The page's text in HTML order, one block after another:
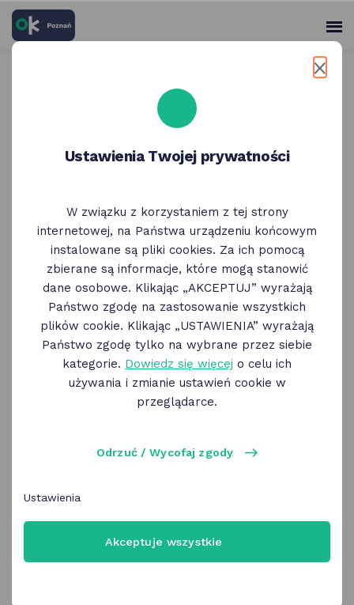
skróty
głównych
Panel
Kino Muza | Poranki rodzinne
bilet za 10 zł
Ustawienia Twojej prywatności
W związku z korzystaniem z tej strony
internetowej, na Państwa urządzeniu końcowym
instalowane są pliki cookies. Za ich pomocą
zbierane są informacje, które mogą stanowić
dane osobowe. Klikając „AKCEPTUJ” wyrażają
Państwo zgodę na zastosowanie wszystkich
plików cookie. Klikając „USTAWIENIA” wyrażają
Państwo zgodę tylko na wybrane przez siebie
kategorie. Dowiedz się więcej o celu ich
używania i zmianie ustawień cookie w
przeglądarce.
Odrzuć / Wycofaj zgody
Ustawienia
Akceptuje wszystkie